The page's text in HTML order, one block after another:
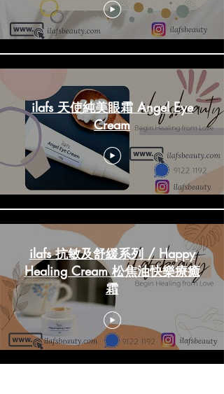
ilafs 天使純美眼霜 Angel Eye
Cream
ilafs 抗敏及舒緩系列 / Happy
Healing Cream 松焦油快樂療癒
霜